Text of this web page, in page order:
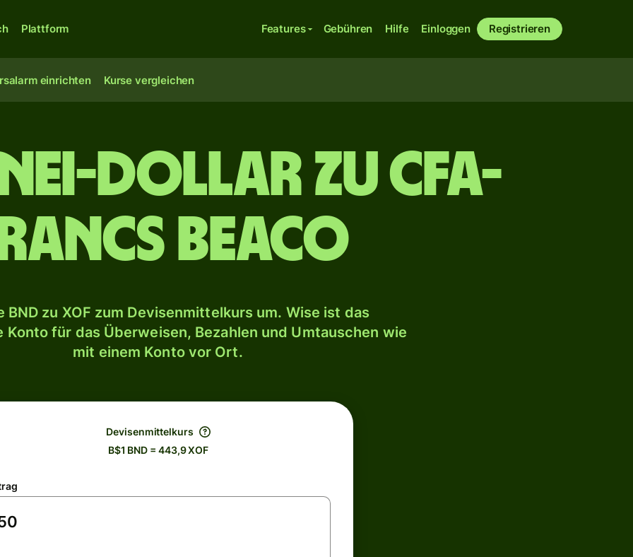
Plattform Features Gebühren Hilfe Einloggen Registrieren
einrichten Kurse vergleichen
Dollar zu CFA-
BEACO
BND zu XOF zum Devisenmittelkurs um. Wise ist das
Konto für das Überweisen, Bezahlen und Umtauschen wie
mit einem Konto vor Ort.
Devisenmittelkurs
B$1 BND = 443,9 XOF